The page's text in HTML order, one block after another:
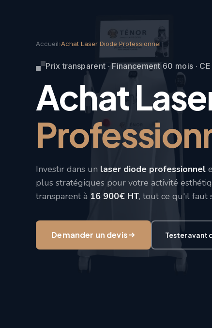
Accueil›Achat Laser Diode Professionnel
Prix transparent · Financement 60 mois ·
Achat
Investir dans un laser diode professionnel
plus stratégiques pour votre activité
transparent à 16 900€ HT, tout ce qu'il faut
Demander un devis Tester avant